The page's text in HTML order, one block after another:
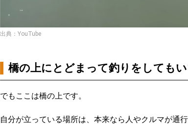
出典：YouTube
橋の上にとどまって釣りをしても
でもここは橋の上です。
自分が立っている場所は、本来なら人やクルマが通